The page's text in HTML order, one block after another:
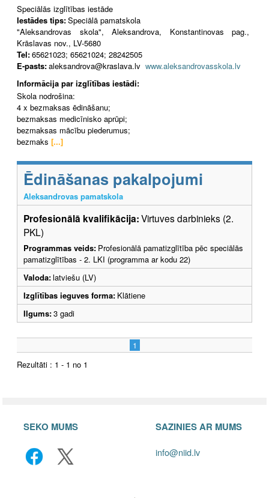
Speciālās izglītības iestāde
Iestādes tips:Speciālā pamatskola
"Aleksandrovas skola", Aleksandrova, Konstantinovas pag.,
Krāslavas nov., LV-5680
Tel:65621023; 65621024; 28242505
E-pasts:aleksandrova@kraslava.lv www.aleksandrovasskola.lv
Informācija par izglītības iestādi:
Skola nodrošina:
4 x bezmaksas ēdināšanu;
bezmaksas medicīnisko aprūpi;
bezmaksas mācību piederumus;
bezmaks [...]
Ēdināšanas pakalpojumi
Aleksandrovas pamatskola
Profesionālā kvalifikācija:Virtuves darbinieks (2.
PKL)
Programmas veids: Profesionālā pamatizglītība pēc speciālās
pamatizglītības - 2. LKI (programma ar kodu 22)
Valoda:latviešu (LV)
Izglītības ieguves forma: Klātiene
Ilgums:3 gadi
1
Rezultāti : 1 - 1 no 1
SEKO MUMS SAZINIES AR MUMS
info@niid.lv